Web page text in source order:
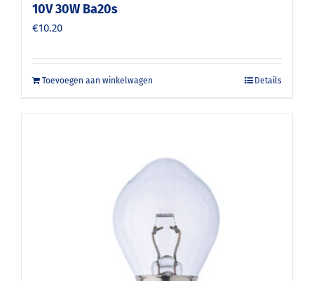
10V 30W Ba20s
€10.20
Toevoegen aan winkelwagen Details